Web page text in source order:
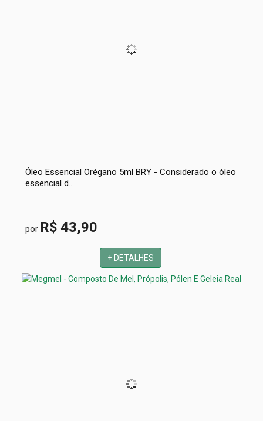
Óleo Essencial Orégano 5ml BRY - Considerado o óleo
essencial d...
por R$ 43,90
+ DETALHES